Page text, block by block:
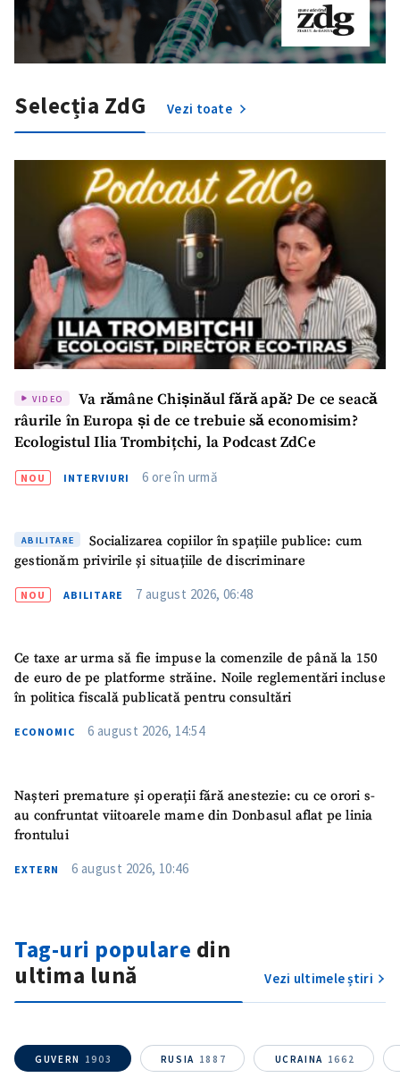
Selecția ZdG Vezi toate
VIDEO
Va rămâne Chișinăul fără apă? De ce seacă
râurile în Europa și de ce trebuie să economisim?
Ecologistul Ilia Trombițchi, la Podcast ZdCe
NOU INTERVIURI 6 ore în urmă
ABILITARE
Socializarea copiilor în spațiile publice: cum
gestionăm privirile și situațiile de discriminare
NOU ABILITARE 7 august 2026, 06:48
Ce taxe ar urma să fie impuse la comenzile de până la 150
de euro de pe platforme străine. Noile reglementări incluse
în politica fiscală publicată pentru consultări
ECONOMIC 6 august 2026, 14:54
Nașteri premature și operații fără anestezie: cu ce orori s-
au confruntat viitoarele mame din Donbasul aflat pe linia
frontului
EXTERN 6 august 2026, 10:46
Tag-uri populare din
ultima lună
Vezi ultimele știri
GUVERN 1903 RUSIA 1887 UCRAINA 1662
ȘTIREA MEA
Titlu știre
+ Adaugă titlu
Link media+ Link media
Sursă anonimă
Email+ Emailul meu
Am citit și sunt de
acord cupolitica de